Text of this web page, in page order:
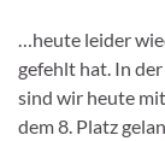
…heute leider
gefehlt hat. In
sind wir heute
dem 8. Platz